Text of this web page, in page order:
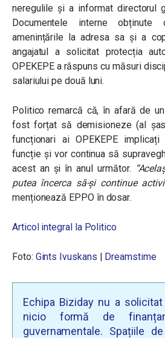
neregulile și a informat directorul
Documentele interne
amenințările la adresa sa și a
angajatul a solicitat protecția
OPEKEPE a răspuns cu măsuri
salariului pe două luni.
Politico remarcă că, în afară de
fost forțat să demisioneze (al
funcționari ai OPEKEPE
funcție și vor continua să
acest an și în anul următor. “
putea încerca să-și continue
menționează EPPO în dosar.
Articol integral la Politico
Foto: Gints Ivuskans | Dreamstime
Echipa Biziday nu a
nicio formă de
guvernamentale. Spațiile